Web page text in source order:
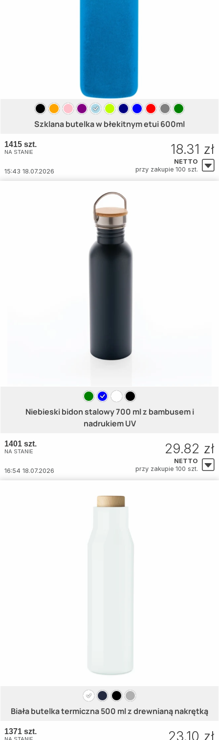
Szklana butelka w błekitnym etui 600ml
1415 szt.
NA STANIE
15:43 18.07.2026
18.31 zł
NETTO
przy zakupie 100 szt.
Niebieski bidon stalowy 700 ml z bambusem i
nadrukiem UV
1401 szt.
NA STANIE
16:54 18.07.2026
29.82 zł
NETTO
przy zakupie 100 szt.
Biała butelka termiczna 500 ml z drewnianą nakrętką
1371 szt. 23.10 zł